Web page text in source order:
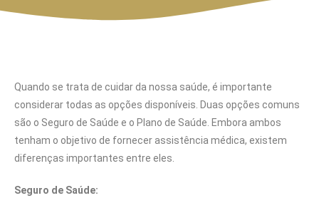
Quando se trata de cuidar da nossa saúde, é importante
considerar todas as opções disponíveis. Duas opções comuns
são o Seguro de Saúde e o Plano de Saúde. Embora ambos
tenham o objetivo de fornecer assistência médica, existem
diferenças importantes entre eles.
Seguro de Saúde: